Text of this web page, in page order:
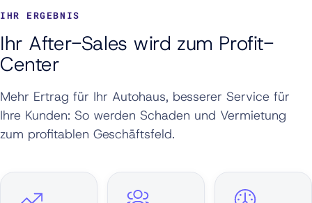
IHR ERGEBNIS
Ihr After-Sales wird zum Profit-
Center
Mehr Ertrag für Ihr Autohaus, besserer Service für
Ihre Kunden: So werden Schaden und Vermietung
zum profitablen Geschäftsfeld.